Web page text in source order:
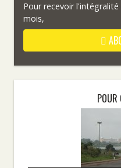
Pour recevoir
mois,
POUR